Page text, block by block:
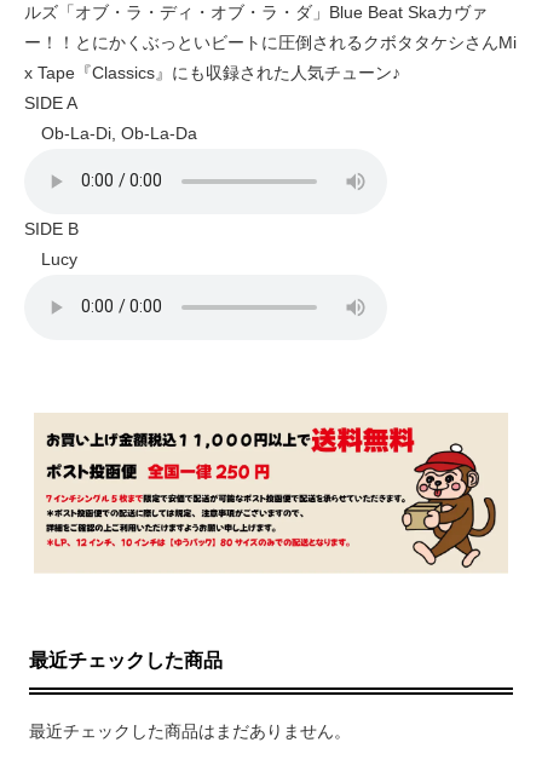
ルズ「オブ・ラ・ディ・オブ・ラ・ダ」Blue Beat Skaカヴァ
ー！！とにかくぶっといビートに圧倒されるクボタタケシさんMi
x Tape『Classics』にも収録された人気チューン♪
SIDE A
Ob-La-Di, Ob-La-Da
SIDE B
Lucy
最近チェックした商品
最近チェックした商品はまだありません。